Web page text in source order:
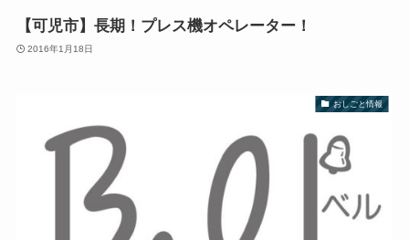
【可児市】長期！プレス機オペレーター！
2016年1月18日
おしごと情報